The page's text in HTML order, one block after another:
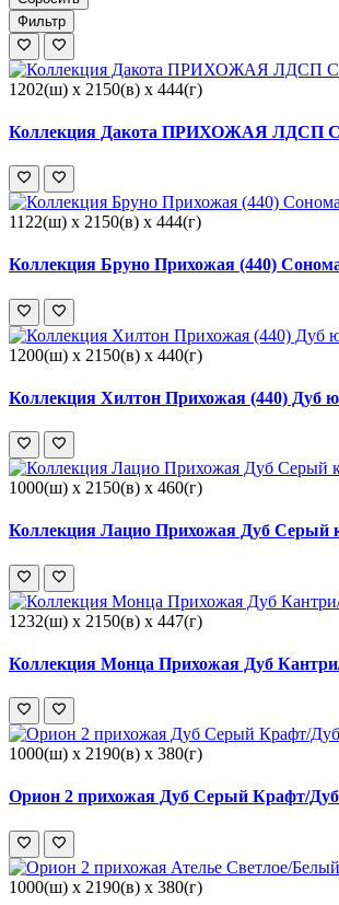
Фильтр
1202(ш) x 2150(в) x 444(г)
Коллекция Дакота ПРИХОЖАЯ ЛДСП
1122(ш) x 2150(в) x 444(г)
Коллекция Бруно Прихожая (440)
1200(ш) x 2150(в) x 440(г)
Коллекция Хилтон Прихожая (440) Дуб
1000(ш) x 2150(в) x 460(г)
Коллекция Лацио Прихожая Дуб Серый
1232(ш) x 2150(в) x 447(г)
Коллекция Монца Прихожая Дуб
1000(ш) x 2190(в) x 380(г)
Орион 2 прихожая Дуб Серый Крафт/
1000(ш) x 2190(в) x 380(г)